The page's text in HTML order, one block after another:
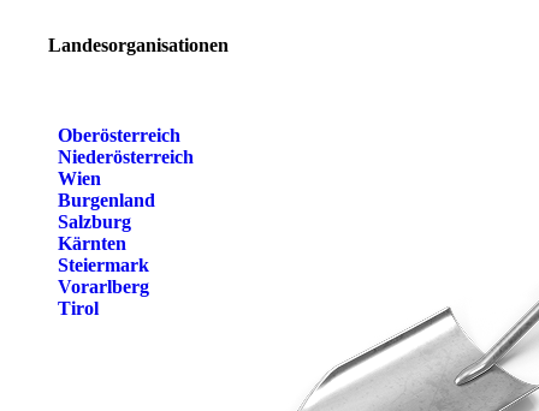
Landesorganisationen
Oberösterreich
Niederösterreich
Wien
Burgenland
Salzburg
Kärnten
Steiermark
Vorarlberg
Tirol